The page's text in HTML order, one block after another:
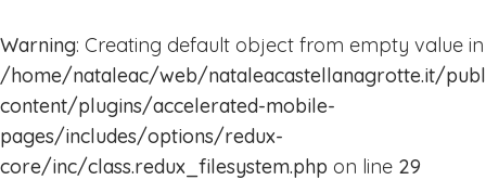
Warning: Creating default object from empty value in
/home/nataleac/web/nataleacastellanagrotte.it/
content/plugins/accelerated-mobile-
pages/includes/options/redux-
core/inc/class.redux_filesystem.php on line 29
Home
Calendario
eventi
2018